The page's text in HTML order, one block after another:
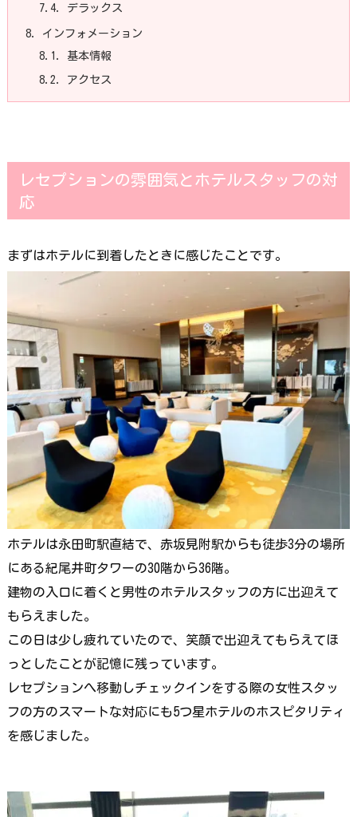
7.4. デラックス
8.
インフォメーション
8.1.
基本情報
8.2. アクセス
レセプションの雰囲気とホテルスタッフの対
応
まずはホテルに到着したときに感じたことです。
ホテルは永田町駅直結で、赤坂見附駅からも徒歩3分の場所
にある紀尾井町タワーの30階から36階。
建物の入口に着くと男性のホテルスタッフの方に出迎えて
もらえました。
この日は少し疲れていたので、笑顔で出迎えてもらえてほ
っとしたことが記憶に残っています。
レセプションへ移動しチェックインをする際の女性スタッ
フの方のスマートな対応にも5つ星ホテルのホスピタリティ
を感じました。